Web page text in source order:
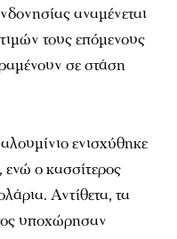
αναμένεται
τους επόμενους
σε στάση
ενισχύθηκε
ο κασσίτερος
Αντίθετα, τα
υποχώρησαν